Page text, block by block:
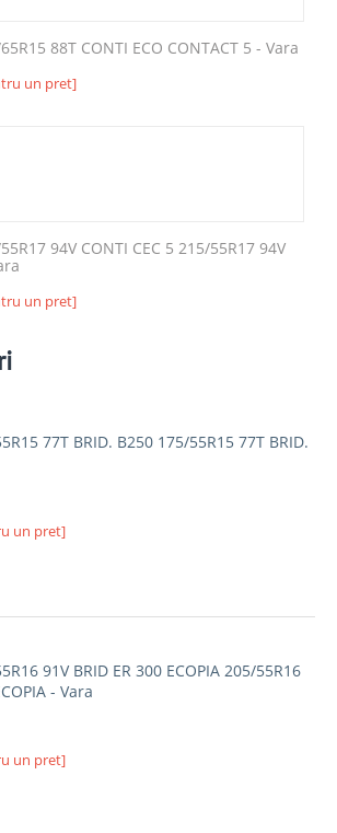
88T CONTI ECO CONTACT 5 - Vara
un pret]
94V CONTI CEC 5 215/55R17 94V
un pret]
77T BRID. B250 175/55R15 77T BRID.
un pret]
91V BRID ER 300 ECOPIA 205/55R16
- Vara
un pret]